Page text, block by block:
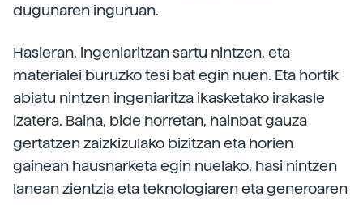
dugunaren inguruan.
Hasieran, ingeniaritzan sartu nintzen, eta
materialei buruzko tesi bat egin nuen. Eta hortik
abiatu nintzen ingeniaritza ikasketako irakasle
izatera. Baina, bide horretan, hainbat gauza
gertatzen zaizkizulako bizitzan eta horien
gainean hausnarketa egin nuelako, hasi nintzen
lanean zientzia eta teknologiaren eta generoaren